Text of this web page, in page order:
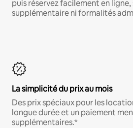
puis réservez facilement en
supplémentaire ni formalités
La simplicité du prix au mois
Des prix spéciaux pour les
longue durée et un paiement
supplémentaires.*